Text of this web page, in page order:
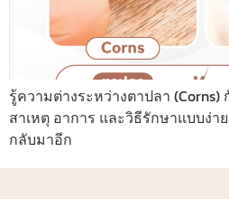
รู้ความต่างระหว่างตาปลา (Corns)
สาเหตุ อาการ และวิธีรักษาแบบง่
กลับมาอีก